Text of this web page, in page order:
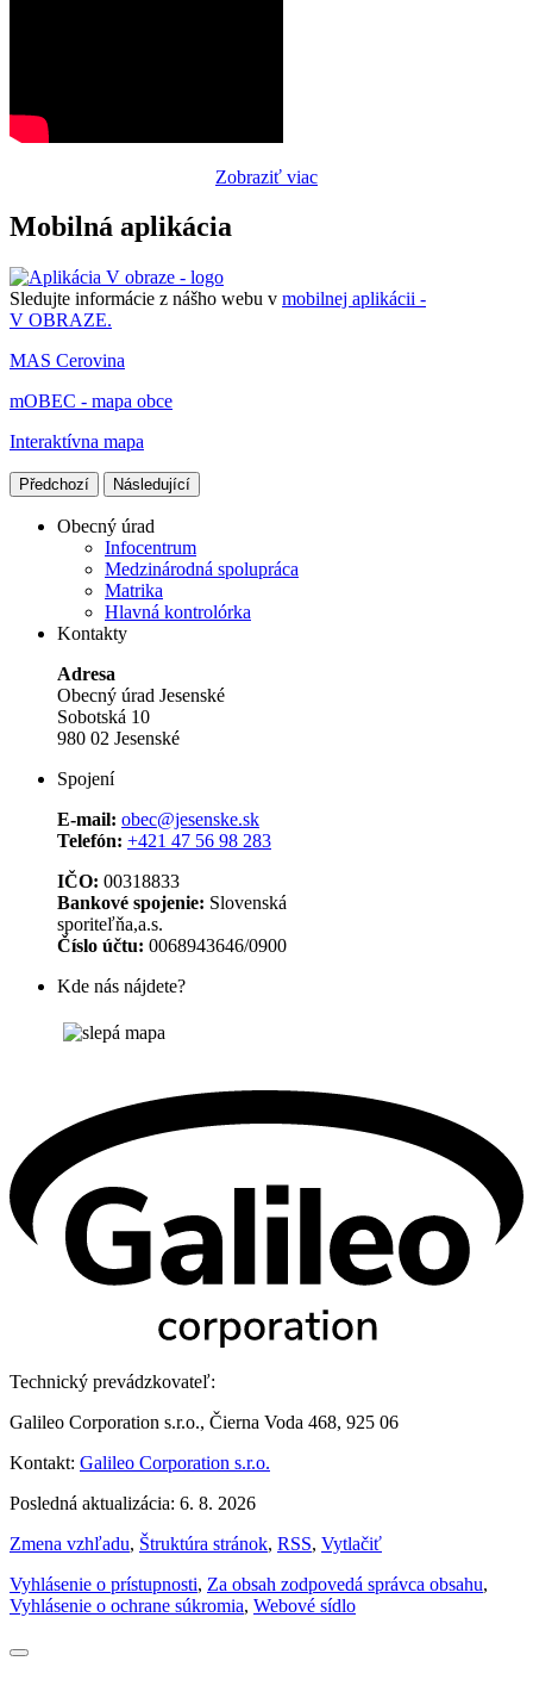
Zobraziť viac
Mobilná aplikácia
Sledujte informácie z nášho webu v mobilnej aplikácii -
V OBRAZE.
MAS Cerovina
mOBEC - mapa obce
Interaktívna mapa
Předchozí Následující
Obecný úrad
Infocentrum
Medzinárodná spolupráca
Matrika
Hlavná kontrolórka
Kontakty
Adresa
Obecný úrad Jesenské
Sobotská 10
980 02 Jesenské
Spojení
E-mail: obec@jesenske.sk
Telefón: +421 47 56 98 283
IČO: 00318833
Bankové spojenie: Slovenská
sporiteľňa,a.s.
Číslo účtu: 0068943646/0900
Kde nás nájdete?
Technický prevádzkovateľ:
Galileo Corporation s.r.o., Čierna Voda 468, 925 06
Kontakt: Galileo Corporation s.r.o.
Posledná aktualizácia: 6. 8. 2026
Zmena vzhľadu, Štruktúra stránok, RSS, Vytlačiť
Vyhlásenie o prístupnosti, Za obsah zodpovedá správca obsahu,
Vyhlásenie o ochrane súkromia, Webové sídlo